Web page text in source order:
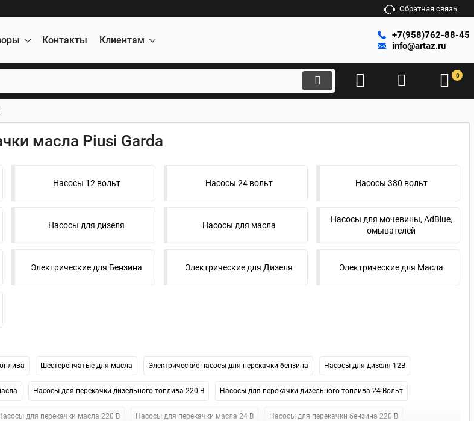
Обратная связь
Контакты Клиентам
+7(958)762-88-45
info@artaz.ru
0
масла Piusi Garda
Насосы 12 вольт Насосы 24 вольт Насосы 380 вольт
Насосы для дизеля Насосы для масла
Насосы для мочевины, AdBlue,
омывателей
Электрические для Бензина Электрические для Дизеля Электрические для Масла
Шестеренчатые для масла Электрические насосы для перекачки бензина Насосы для дизеля 12В
Насосы для перекачки дизельного топлива 220 В Насосы для перекачки дизельного топлива 24 Вольт
для перекачки масла 220 В Насосы для перекачки масла 24 В Насосы для перекачки бензина 220 В